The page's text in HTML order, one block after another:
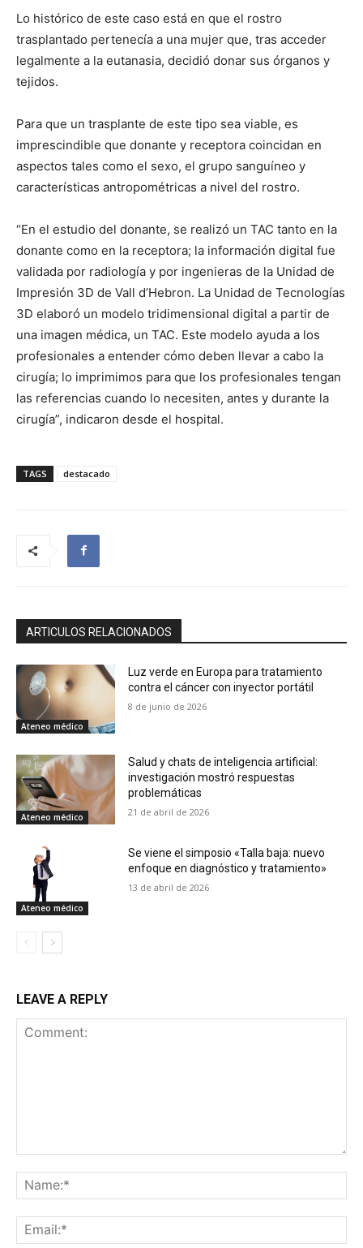
Lo histórico de este caso está en que el rostro
trasplantado pertenecía a una mujer que, tras acceder
legalmente a la eutanasia, decidió donar sus órganos y
tejidos.
Para que un trasplante de este tipo sea viable, es
imprescindible que donante y receptora coincidan en
aspectos tales como el sexo, el grupo sanguíneo y
características antropométricas a nivel del rostro.
“En el estudio del donante, se realizó un TAC tanto en la
donante como en la receptora; la información digital fue
validada por radiología y por ingenieras de la Unidad de
Impresión 3D de Vall d’Hebron. La Unidad de Tecnologías
3D elaboró un modelo tridimensional digital a partir de
una imagen médica, un TAC. Este modelo ayuda a los
profesionales a entender cómo deben llevar a cabo la
cirugía; lo imprimimos para que los profesionales tengan
las referencias cuando lo necesiten, antes y durante la
cirugía”, indicaron desde el hospital.
TAGS destacado
ARTICULOS RELACIONADOS
Ateneo médico
Luz verde en Europa para tratamiento
contra el cáncer con inyector portátil
8 de junio de 2026
Ateneo médico
Salud y chats de inteligencia artificial:
investigación mostró respuestas
problemáticas
21 de abril de 2026
Ateneo médico
Se viene el simposio «Talla baja: nuevo
enfoque en diagnóstico y tratamiento»
13 de abril de 2026
LEAVE A REPLY